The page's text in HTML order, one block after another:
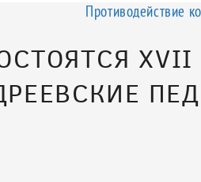
Противодействие
XVII